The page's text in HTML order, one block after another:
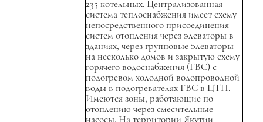
235 котельных. Централизованная
система теплоснабжения имеет схему
непосредственного присоединения
систем отопления через элеваторы в
зданиях, через групповые элеваторы
на несколько домов и закрытую схему
горячего водоснабжения (ГВС) с
подогревом холодной водопроводной
воды в подогревателях ГВС в ЦТП.
Имеются зоны, работающие по
отоплению через смесительные
насосы. На территории Якутии